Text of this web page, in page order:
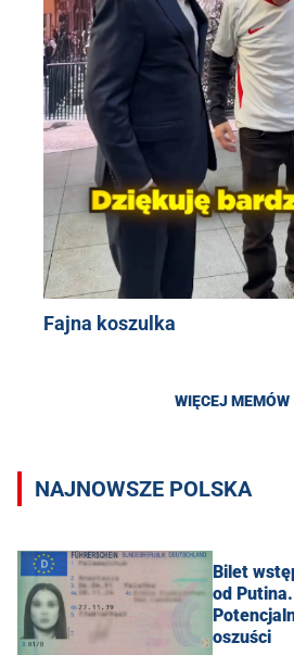
Fajna koszulka
WIĘCEJ MEMÓW
NAJNOWSZE POLSKA
Bilet
od
oszuści